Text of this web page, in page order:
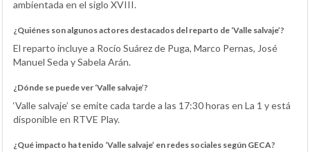
ambientada en el siglo XVIII.
¿Quiénes son algunos actores destacados del reparto de ‘Valle salvaje’?
El reparto incluye a Rocío Suárez de Puga, Marco Pernas, José
Manuel Seda y Sabela Arán.
¿Dónde se puede ver ‘Valle salvaje’?
‘Valle salvaje’ se emite cada tarde a las 17:30 horas en La 1 y está
disponible en RTVE Play.
¿Qué impacto ha tenido ‘Valle salvaje’ en redes sociales según GECA?